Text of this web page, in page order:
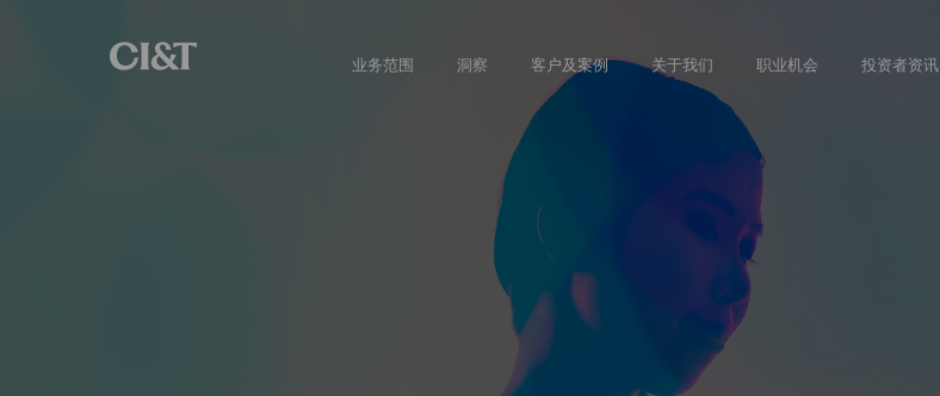
main
业务范围 洞察 客户及案例 关于我们 职业机会 投资者资讯